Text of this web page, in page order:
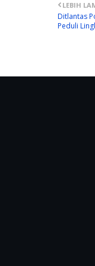
LEBIH
Ditlantas
Peduli